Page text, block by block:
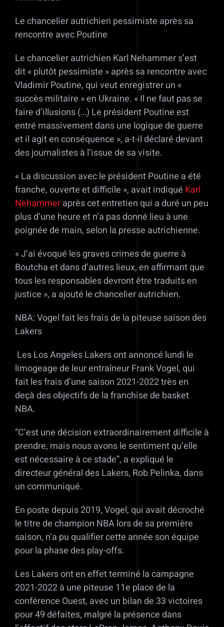
Le chancelier autrichien pessimiste après sa
rencontre avec Poutine
Le chancelier autrichien Karl Nehammer s’est
dit « plutôt pessimiste » après sa rencontre avec
Vladimir Poutine, qui veut enregistrer un «
succès militaire » en Ukraine. « Il ne faut pas se
faire d’illusions (…) Le président Poutine est
entré massivement dans une logique de guerre
et il agit en conséquence », a-t-il déclaré devant
des journalistes à l’issue de sa visite.
« La discussion avec le président Poutine a été
franche, ouverte et difficile », avait indiqué Karl
Nehammeraprès cet entretien qui a duré un peu
plus d’une heure et n’a pas donné lieu à une
poignée de main, selon la presse autrichienne.
« J’ai évoqué les graves crimes de guerre à
Boutcha et dans d’autres lieux, en affirmant que
tous les responsables devront être traduits en
justice », a ajouté le chancelier autrichien.
NBA: Vogel fait les frais de la piteuse saison des
Lakers
Les Los Angeles Lakers ont annoncé lundi le
limogeage de leur entraîneur Frank Vogel, qui
fait les frais d’une saison 2021-2022 très en
deçà des objectifs de la franchise de basket
NBA.
“C’est une décision extraordinairement difficile à
prendre, mais nous avons le sentiment qu’elle
est nécessaire à ce stade”, a expliqué le
directeur général des Lakers, Rob Pelinka, dans
un communiqué.
En poste depuis 2019, Vogel, qui avait décroché
le titre de champion NBA lors de sa première
saison, n’a pu qualifier cette année son équipe
pour la phase des play-offs.
Les Lakers ont en effet terminé la campagne
2021-2022 à une piteuse 11e place de la
conférence Ouest, avec un bilan de 33 victoires
pour 49 défaites, malgré la présence dans